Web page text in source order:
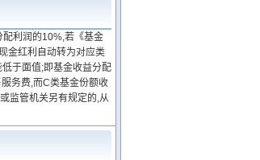
利润的10%,若《基金
金红利自动转为对应类
于面值;即基金收益分配
务费,而C类基金份额收
监管机关另有规定的,从